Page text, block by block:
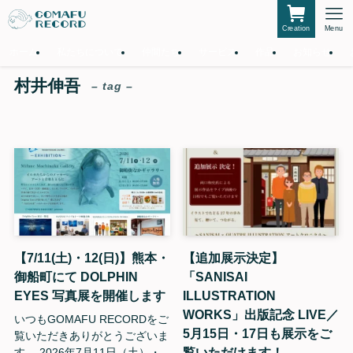
Creation Menu
ホーム 私たちについて 仲間たち サービス 作品 お知らせ
村井伸吾 – tag –
【7/11(土)・12(日)】熊本・
御船町にて DOLPHIN
EYES 写真展を開催します
いつもGOMAFU RECORDをご
覧いただきありがとうございま
【追加展示決定】
「SANISAI
ILLUSTRATION
WORKS」出版記念 LIVE／
5月15日・17日も展示をご